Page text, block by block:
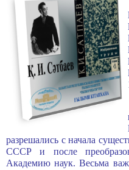
разрешались с начала
СССР и после
Академию наук. Весьма